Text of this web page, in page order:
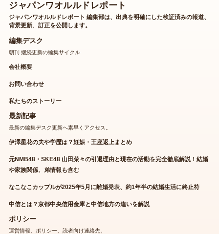
ジャパンワオルルドレポート
ジャパンワオルルドレポート 編集部は、出典を明確にした検証済みの報道、
背景更新、訂正を公開します。
編集デスク
朝刊 継続更新の編集サイクル
会社概要
お問い合わせ
私たちのストーリー
最新記事
最新の編集デスク更新へ素早くアクセス。
伊澤星花の夫や学歴は？妊娠・王座返上まとめ
元NMB48・SKE48 山田菜々の引退理由と現在の活動を完全徹底解説！結婚
や家族関係、弟情報も含む
なこなこカップルが2025年5月に離婚発表、約1年半の結婚生活に終止符
中信とは？京都中央信用金庫と中信地方の違いを解説
ポリシー
運営情報、ポリシー、読者向け連絡先。